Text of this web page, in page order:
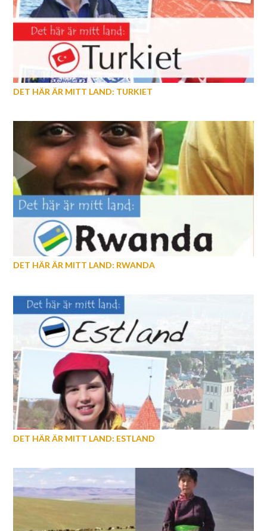
DET HÄR ÄR MITT LAND: TURKIET
DET HÄR ÄR MITT LAND: RWANDA
DET HÄR ÄR MITT LAND: ESTLAND